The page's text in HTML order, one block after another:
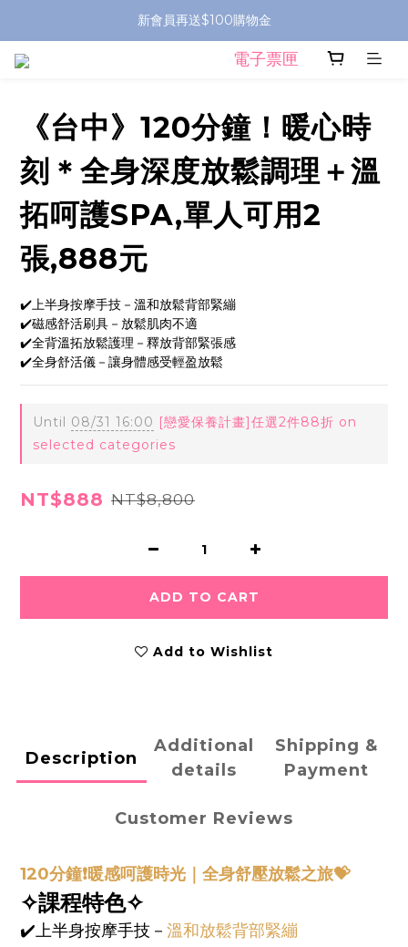
新會員再送$100購物金
電子票匣
《台中》120分鐘！暖心時
刻＊全身深度放鬆調理＋溫
拓呵護SPA,單人可用2
張,888元
✔️上半身按摩手技－溫和放鬆背部緊繃
✔️磁感舒活刷具－放鬆肌肉不適
✔️全背溫拓放鬆護理－釋放背部緊張感
✔️全身舒活儀－讓身體感受輕盈放鬆
Until 08/31 16:00 [戀愛保養計畫]任選2件88折 on
selected categories
NT$888 NT$8,800
ADD TO CART
Add to Wishlist
Description
Additional
details
Shipping &
Payment
Customer Reviews
120分鐘❗️暖感呵護時光｜全身舒壓放鬆之旅💝
✧課程特色✧
✔️上半身按摩手技－ 溫和放鬆背部緊繃